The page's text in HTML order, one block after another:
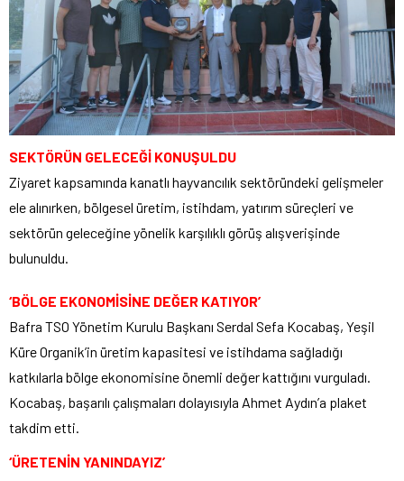
SEKTÖRÜN GELECEĞİ KONUŞULDU
Ziyaret kapsamında kanatlı hayvancılık sektöründeki gelişmeler
ele alınırken, bölgesel üretim, istihdam, yatırım süreçleri ve
sektörün geleceğine yönelik karşılıklı görüş alışverişinde
bulunuldu.
‘BÖLGE EKONOMİSİNE DEĞER KATIYOR’
Bafra TSO Yönetim Kurulu Başkanı Serdal Sefa Kocabaş, Yeşil
Küre Organik’in üretim kapasitesi ve istihdama sağladığı
katkılarla bölge ekonomisine önemli değer kattığını vurguladı.
Kocabaş, başarılı çalışmaları dolayısıyla Ahmet Aydın’a plaket
takdim etti.
‘ÜRETENİN YANINDAYIZ’